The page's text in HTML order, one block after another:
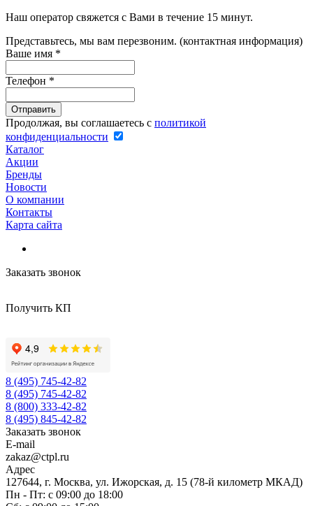
Наш оператор свяжется с Вами в течение 15 минут.
Представьтесь, мы вам перезвоним. (контактная информация)
Ваше имя *
Телефон *
Продолжая, вы соглашаетесь с политикой
конфиденциальности
Каталог
Акции
Бренды
Новости
О компании
Контакты
Карта сайта
Заказать звонок
Получить КП
8 (495) 745-42-82
8 (495) 745-42-82
8 (800) 333-42-82
8 (495) 845-42-82
Заказать звонок
E-mail
zakaz@ctpl.ru
Адрес
127644, г. Москва, ул. Ижорская, д. 15 (78-й километр МКАД)
Пн - Пт: с 09:00 до 18:00